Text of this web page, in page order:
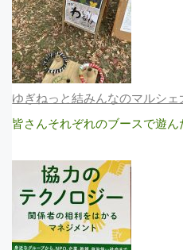
ゆぎねっと結みんなのマルシ
皆さんそれぞれのブースで遊ん